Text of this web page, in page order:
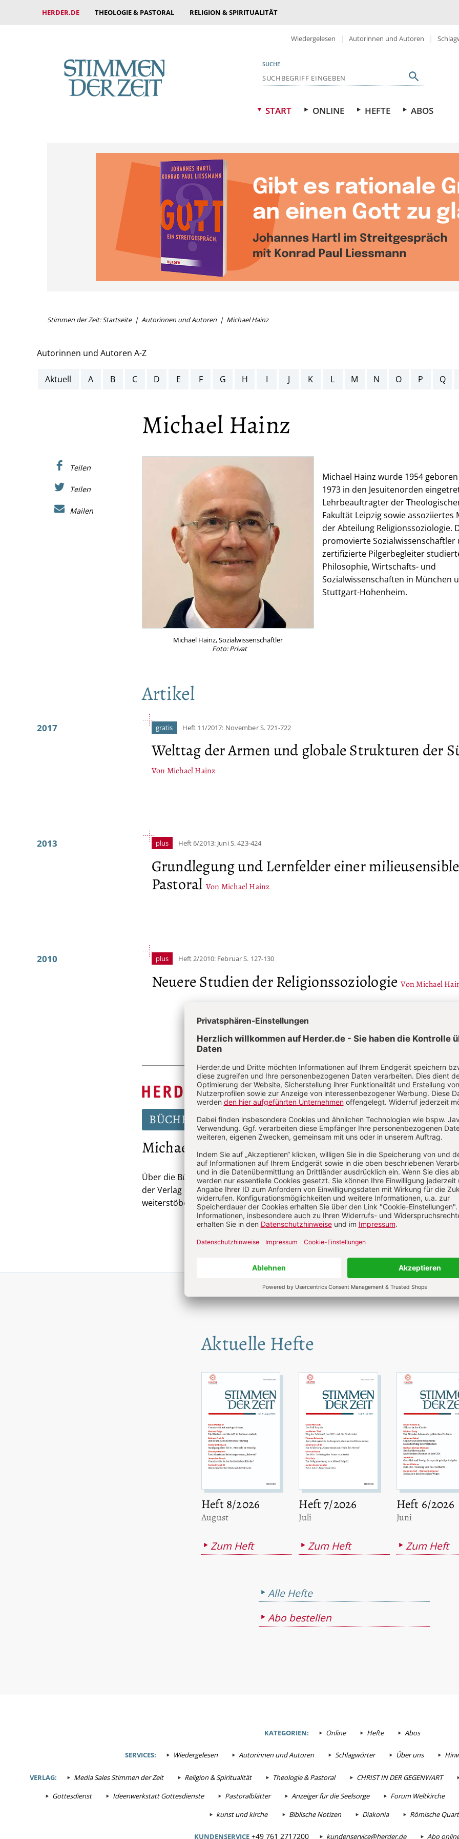
HERDER.DE THEOLOGIE & PASTORAL RELIGION & SPIRITUALITÄT
Wiedergelesen Autorinnen und Autoren
SUCHE
START ONLINE HEFTE ABOS
Stimmen der Zeit: Startseite Autorinnen und Autoren Michael Hainz
Autorinnen und Autoren A-Z
Aktuell A B C D E F G H I J K L M N O P Q
Michael Hainz
Michael Hainz, Sozialwissenschaftler
Foto: Privat
Michael Hainz wurde 1954
1973 in den Jesuitenorden
Lehrbeauftragter der
Fakultät Leipzig sowie assoziiertes
der Abteilung Religionssoziologie.
promovierte Sozialwissenschaftler
zertifizierte Pilgerbegleiter
Philosophie, Wirtschafts- und
Sozialwissenschaften in München
Stuttgart-Hohenheim.
Teilen
Teilen
Mailen
Artikel
2017 gratis Heft 11/2017: NovemberS. 721-722
Welttag der Armen und globale Strukturen der
Von Michael Hainz
2013 plus Heft 6/2013: JuniS. 423-424
Grundlegung und Lernfelder einer
Pastoral Von Michael Hainz
2010 plus Heft 2/2010: FebruarS. 127-130
Neuere Studien der Religionssoziologie Von Michael
BÜCHER
:
Michael Hainz auf Herder.de
Über die Bücher von Michael Hainz informiert Sie
der Verlag auf der Herder-Autorenseite: Jetzt
weiterstöbern.
Zu den Büchern
Aktuelle Hefte
Heft 8/2026
:
August
Zum Heft
Heft 7/2026
:
Juli
Zum Heft
Heft 6/2026
:
Juni
Zum Heft
Alle Hefte
Abo bestellen
KATEGORIEN: Online Hefte Abos
SERVICES: Wiedergelesen Autorinnen und Autoren Schlagwörter Über uns
VERLAG: Media Sales Stimmen der Zeit Religion & Spiritualität Theologie & Pastoral CHRIST IN DER GEGENWART
Gottesdienst
Ideenwerkstatt Gottesdienste Pastoralblätter Anzeiger für die Seelsorge Forum Weltkirche
kunst und kirche
Biblische Notizen Diakonia Römische
KUNDENSERVICE +49 761 2717200 kundenservice@herder.de Abo